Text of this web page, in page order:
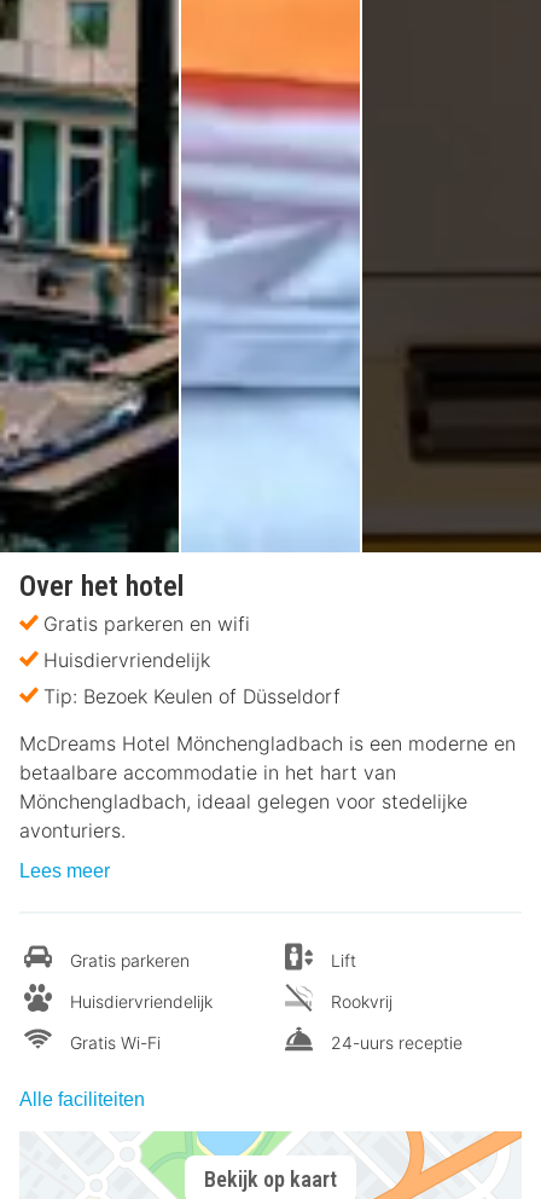
Over het hotel
Gratis parkeren en wifi
Huisdiervriendelijk
Tip: Bezoek Keulen of Düsseldorf
McDreams Hotel Mönchengladbach is een moderne en
betaalbare accommodatie in het hart van
Mönchengladbach, ideaal gelegen voor stedelijke
avonturiers.
Lees meer
Gratis parkeren
Huisdiervriendelijk
Gratis Wi-Fi
Lift
Rookvrij
24-uurs receptie
Alle faciliteiten
Bekijk op kaart